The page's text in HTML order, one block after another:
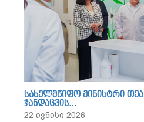
ᲡᲐᲮᲔᲚᲛᲬᲘᲤᲝ ᲛᲘᲜᲘᲡᲢᲠᲘ
ᲯᲐᲜᲓᲐᲪᲕᲘᲡ…
22 ივნისი 2026